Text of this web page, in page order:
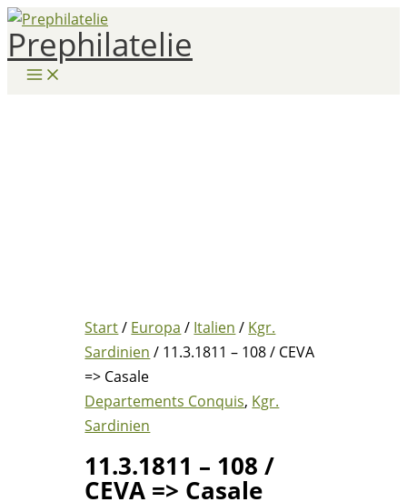
Zum
Inhalt
springen
Prephilatelie
Start/ Europa / Italien / Kgr.
Sardinien / 11.3.1811 – 108 / CEVA
=> Casale
Departements Conquis, Kgr.
Sardinien
11.3.1811 – 108 /
CEVA => Casale